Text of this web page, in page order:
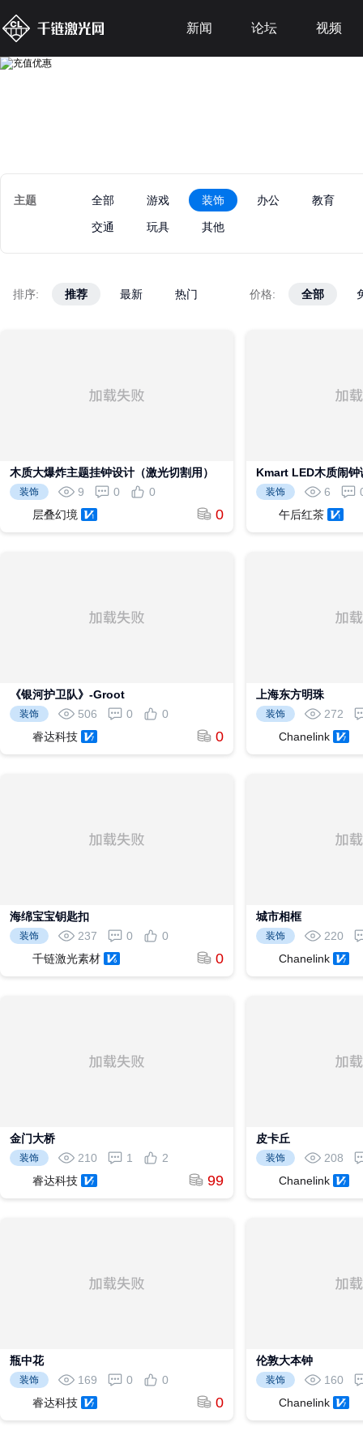
新闻 论坛 视频
主题 全部 游戏 装饰 办公 教育
交通 玩具 其他
排序: 推荐
推荐 最新
最新 热门
热门 价格: 全部
全部
木质大爆炸主题挂钟设计（激光切割用）
装饰 9 0
0
层叠幻境
0
Kmart LED木质闹钟
装饰 6
午后红茶
《银河护卫队》-Groot
装饰 506 0
0
睿达科技
0
上海东方明珠
装饰
272
Chanelink
海绵宝宝钥匙扣
装饰 237 0
0
千链激光素材
0
城市相框
装饰
220
Chanelink
金门大桥
装饰 210 1
2
睿达科技
99
皮卡丘
装饰
208
Chanelink
瓶中花
装饰 169 0
0
睿达科技
0
伦敦大本钟
装饰
160
Chanelink